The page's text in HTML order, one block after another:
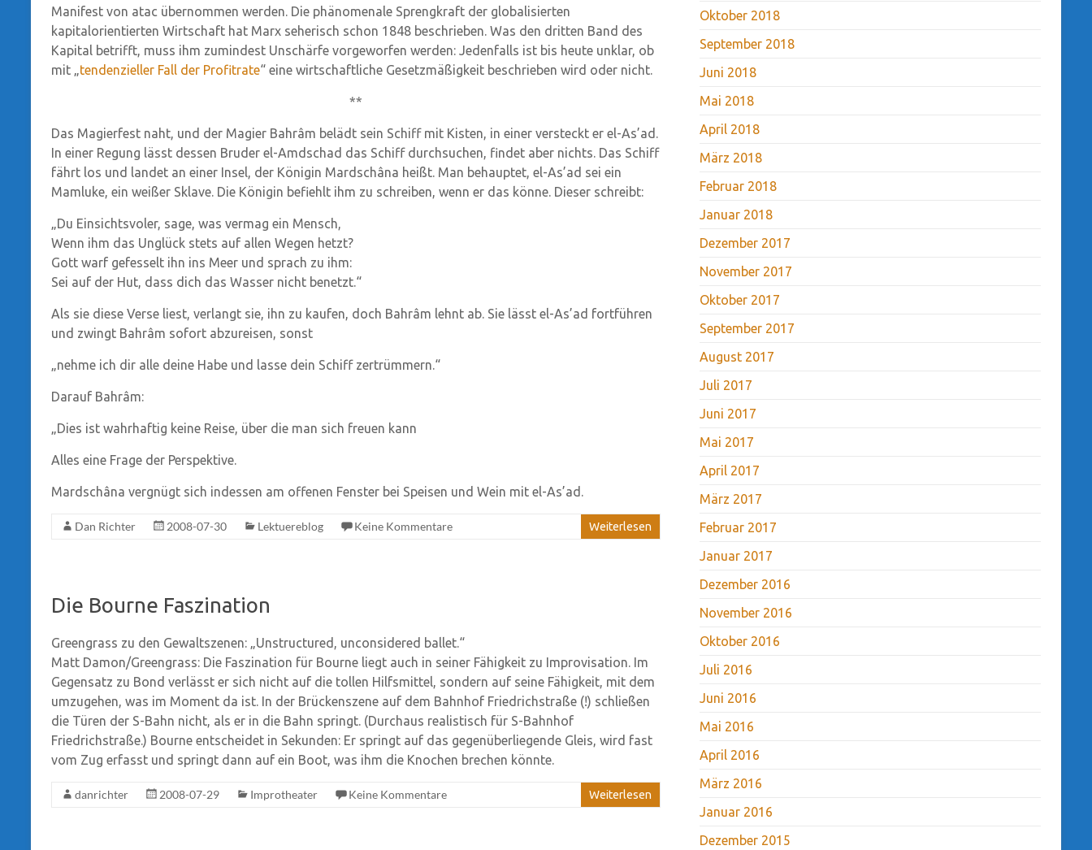
Manifest von atac übernommen werden. Die phänomenale Sprengkraft der globalisierten
kapitalorientierten Wirtschaft hat Marx seherisch schon 1848 beschrieben. Was den dritten Band des
Kapital betrifft, muss ihm zumindest Unschärfe vorgeworfen werden: Jedenfalls ist bis heute unklar, ob
mit „tendenzieller Fall der Profitrate“ eine wirtschaftliche Gesetzmäßigkeit beschrieben wird oder nicht.
**
Das Magierfest naht, und der Magier Bahrâm belädt sein Schiff mit Kisten, in einer versteckt er el-As’ad.
In einer Regung lässt dessen Bruder el-Amdschad das Schiff durchsuchen, findet aber nichts. Das Schiff
fährt los und landet an einer Insel, der Königin Mardschâna heißt. Man behauptet, el-As’ad sei ein
Mamluke, ein weißer Sklave. Die Königin befiehlt ihm zu schreiben, wenn er das könne. Dieser schreibt:
„Du Einsichtsvoler, sage, was vermag ein Mensch,
Wenn ihm das Unglück stets auf allen Wegen hetzt?
Gott warf gefesselt ihn ins Meer und sprach zu ihm:
Sei auf der Hut, dass dich das Wasser nicht benetzt.“
Als sie diese Verse liest, verlangt sie, ihn zu kaufen, doch Bahrâm lehnt ab. Sie lässt el-As’ad fortführen
und zwingt Bahrâm sofort abzureisen, sonst
„nehme ich dir alle deine Habe und lasse dein Schiff zertrümmern.“
Darauf Bahrâm:
„Dies ist wahrhaftig keine Reise, über die man sich freuen kann
Alles eine Frage der Perspektive.
Mardschâna vergnügt sich indessen am offenen Fenster bei Speisen und Wein mit el-As’ad.
Dan Richter 2008-07-30 Lektuereblog Keine Kommentare Weiterlesen
Die Bourne Faszination
Greengrass zu den Gewaltszenen: „Unstructured, unconsidered ballet.“
Matt Damon/Greengrass: Die Faszination für Bourne liegt auch in seiner Fähigkeit zu Improvisation. Im
Gegensatz zu Bond verlässt er sich nicht auf die tollen Hilfsmittel, sondern auf seine Fähigkeit, mit dem
umzugehen, was im Moment da ist. In der Brückenszene auf dem Bahnhof Friedrichstraße (!) schließen
die Türen der S-Bahn nicht, als er in die Bahn springt. (Durchaus realistisch für S-Bahnhof
Friedrichstraße.) Bourne entscheidet in Sekunden: Er springt auf das gegenüberliegende Gleis, wird fast
vom Zug erfasst und springt dann auf ein Boot, was ihm die Knochen brechen könnte.
danrichter 2008-07-29 Improtheater Keine Kommentare Weiterlesen
Oktober 2018
September 2018
Juni 2018
Mai 2018
April 2018
März 2018
Februar 2018
Januar 2018
Dezember 2017
November 2017
Oktober 2017
September 2017
August 2017
Juli 2017
Juni 2017
Mai 2017
April 2017
März 2017
Februar 2017
Januar 2017
Dezember 2016
November 2016
Oktober 2016
Juli 2016
Juni 2016
Mai 2016
April 2016
März 2016
Januar 2016
Dezember 2015